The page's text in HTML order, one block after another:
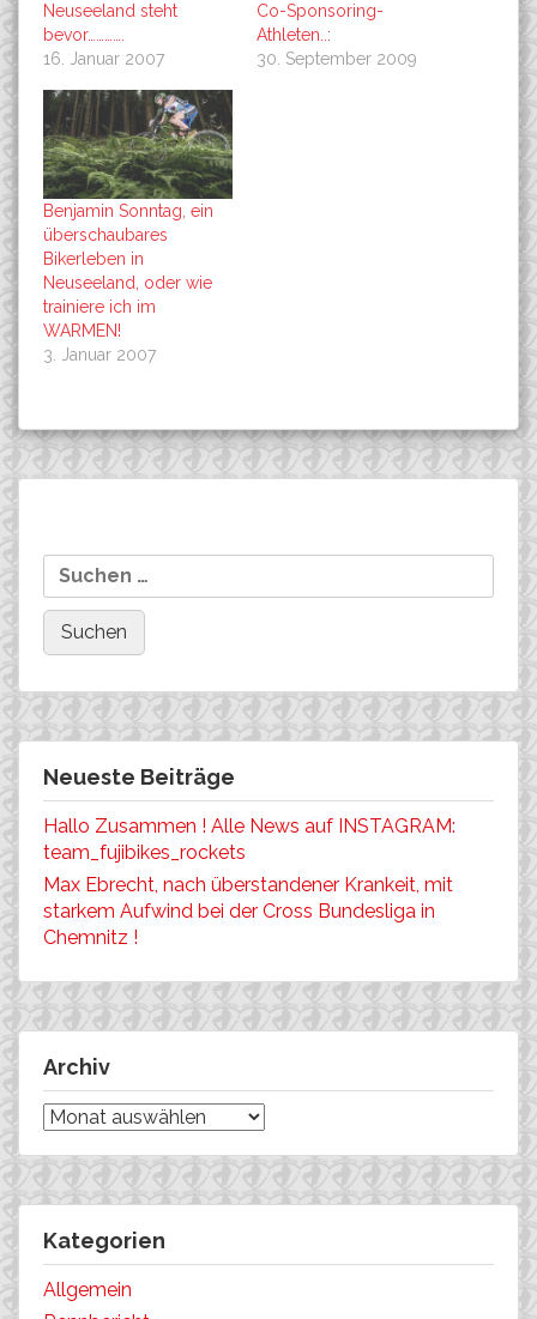
Neuseeland steht
bevor………….
16. Januar 2007
Co-Sponsoring-
Athleten..:
30. September 2009
Benjamin Sonntag, ein
überschaubares
Bikerleben in
Neuseeland, oder wie
trainiere ich im
WARMEN!
3. Januar 2007
Neueste Beiträge
Hallo Zusammen ! Alle News auf INSTAGRAM:
team_fujibikes_rockets
Max Ebrecht, nach überstandener Krankeit, mit
starkem Aufwind bei der Cross Bundesliga in
Chemnitz !
Archiv
Archiv
Kategorien
Allgemein